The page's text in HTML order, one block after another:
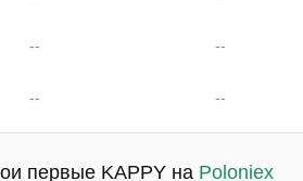
-- --
-- --
первые KAPPY на Poloniex